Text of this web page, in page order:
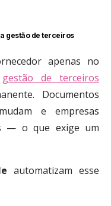
gestão de terceiros
apenas no
gestão de terceiros
Documentos
e empresas
— o que exige um
automatizam esse